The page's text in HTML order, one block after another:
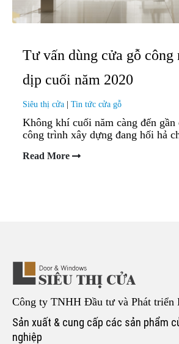
Tư vấn dùng cửa gỗ công
dịp cuối năm 2020
Siêu thị cửa | Tin tức cửa gỗ
Không khí cuối năm càng đến gần
công trình xây dựng đang hối hả
Read More
Công ty TNHH Đầu tư và Phát triển
Sản xuất & cung cấp các sản phẩm
nghiệp